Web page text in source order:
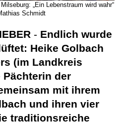
„Ein Lebenstraum wird wahr“
Schmidt
- Endlich wurde
Heike Golbach
(im Landkreis
Pächterin der
mit ihrem
und ihren vier
traditionsreiche